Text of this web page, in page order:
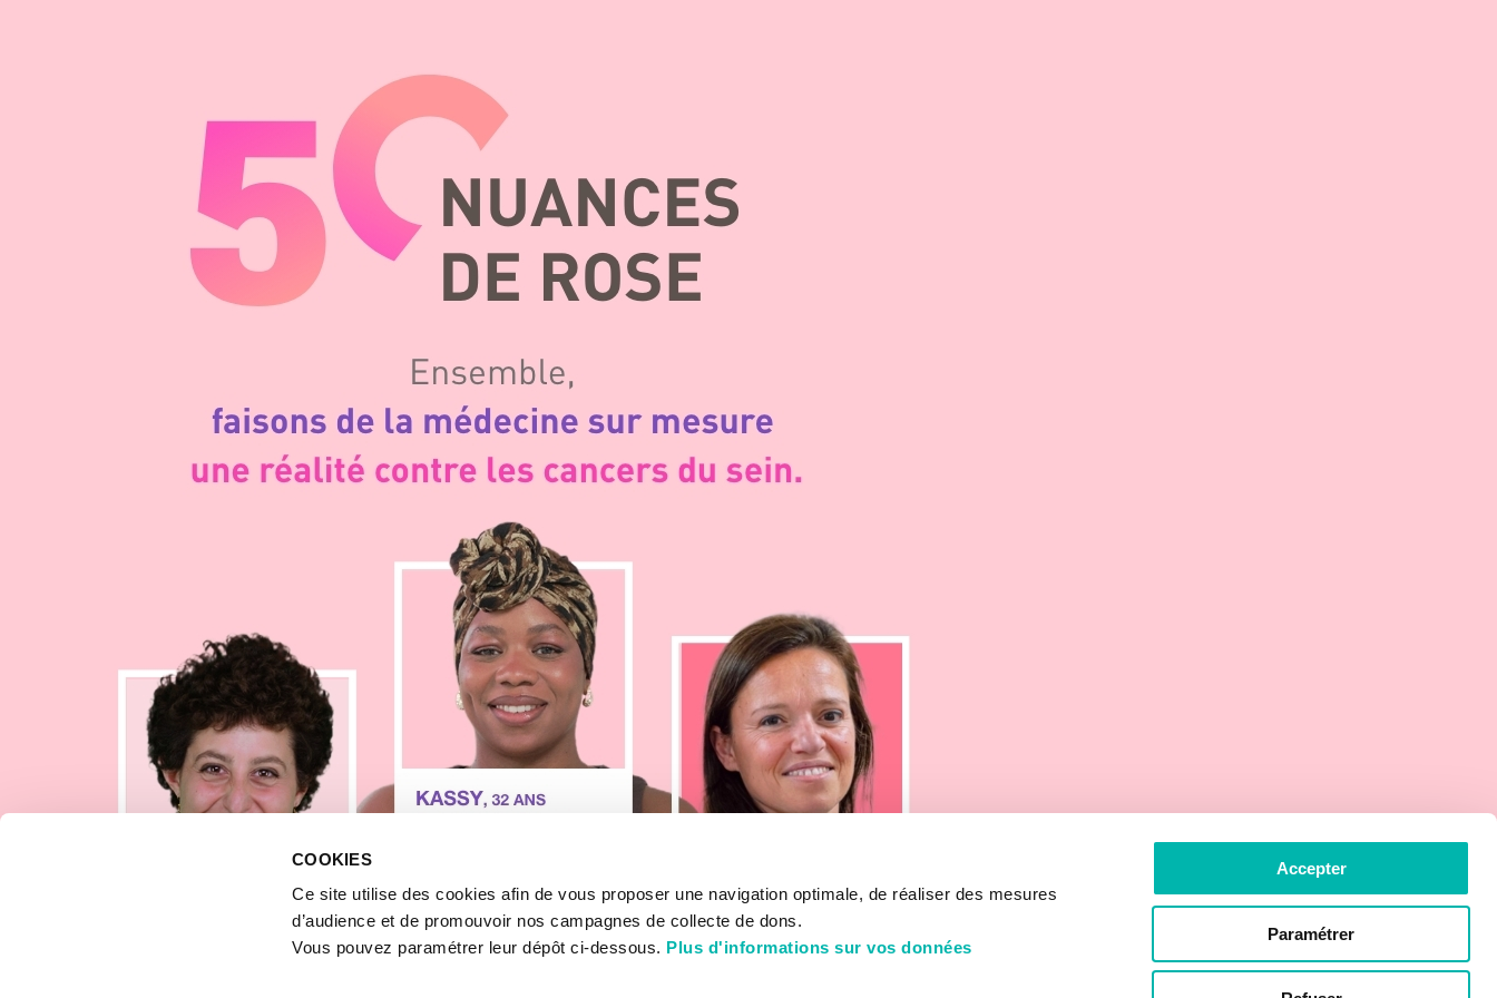
COOKIES
Ce site utilise des cookies afin de vous proposer une navigation optimale, de réaliser des mesures
d’audience et de promouvoir nos campagnes de collecte de dons.
Vous pouvez paramétrer leur dépôt ci-dessous. Plus d'informations sur vos données
Accepter
Paramétrer